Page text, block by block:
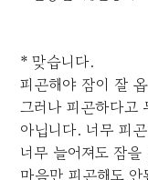
* 맞습니다.
피곤해야 잠이 잘
그러나 피곤하다고
아닙니다. 너무 피
너무 늘어져도 잠
마음만 피곤해도